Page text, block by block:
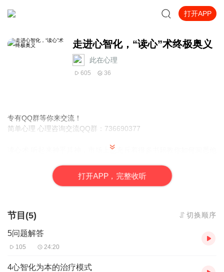
打开APP
走进心智化，“读心”术终极奥义
此在心理
605 36
专有QQ群等你来交流！
简单心理 心理咨询交流QQ群：736690377
听起来神乎其神，市场上也充斥着很多书籍教你如何洞悉他
书，知道了这么多道理后，却依旧无法掌握其精髓。这是因为你只
知其“招数”而未练“
”。
心智化。
心智化失败会产生很多问题，最典型的一个表现可能就是
Peter Fonagy和他的小组们正是通过大量研究这些人的治疗中，发
打开APP，完整收听
节目(5) 切换顺序
5问题解答
105 24:20
4心智化为本的治疗模式